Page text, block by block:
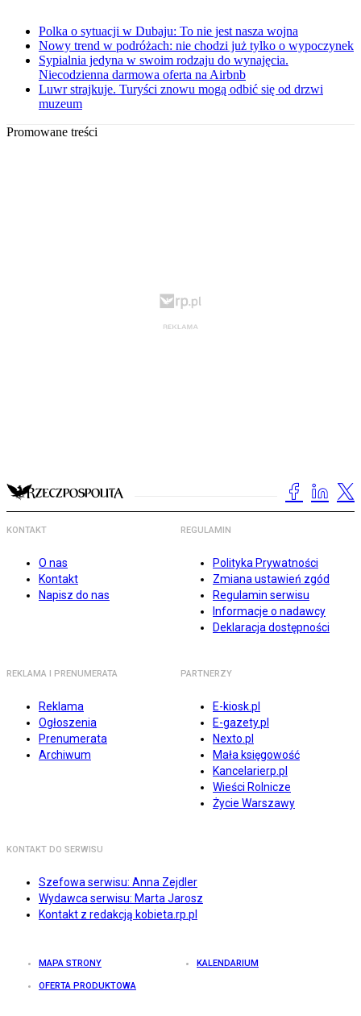
Polka o sytuacji w Dubaju: To nie jest nasza wojna
Nowy trend w podróżach: nie chodzi już tylko o wypoczynek
Sypialnia jedyna w swoim rodzaju do wynajęcia.
Niecodzienna darmowa oferta na Airbnb
Luwr strajkuje. Turyści znowu mogą odbić się od drzwi
muzeum
Promowane treści
KONTAKT
O nas
Kontakt
Napisz do nas
REGULAMIN
Polityka Prywatności
Zmiana ustawień zgód
Regulamin serwisu
Informacje o nadawcy
Deklaracja dostępności
REKLAMA I PRENUMERATA
Reklama
Ogłoszenia
Prenumerata
Archiwum
PARTNERZY
E-kiosk.pl
E-gazety.pl
Nexto.pl
Mała księgowość
Kancelarierp.pl
Wieści Rolnicze
Życie Warszawy
KONTAKT DO SERWISU
Szefowa serwisu: Anna Zejdler
Wydawca serwisu: Marta Jarosz
Kontakt z redakcją kobieta.rp.pl
MAPA STRONY KALENDARIUM
OFERTA PRODUKTOWA